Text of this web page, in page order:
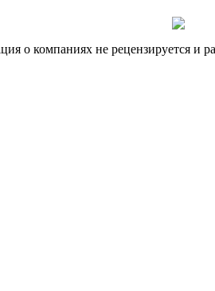
компаниях не рецензируется и